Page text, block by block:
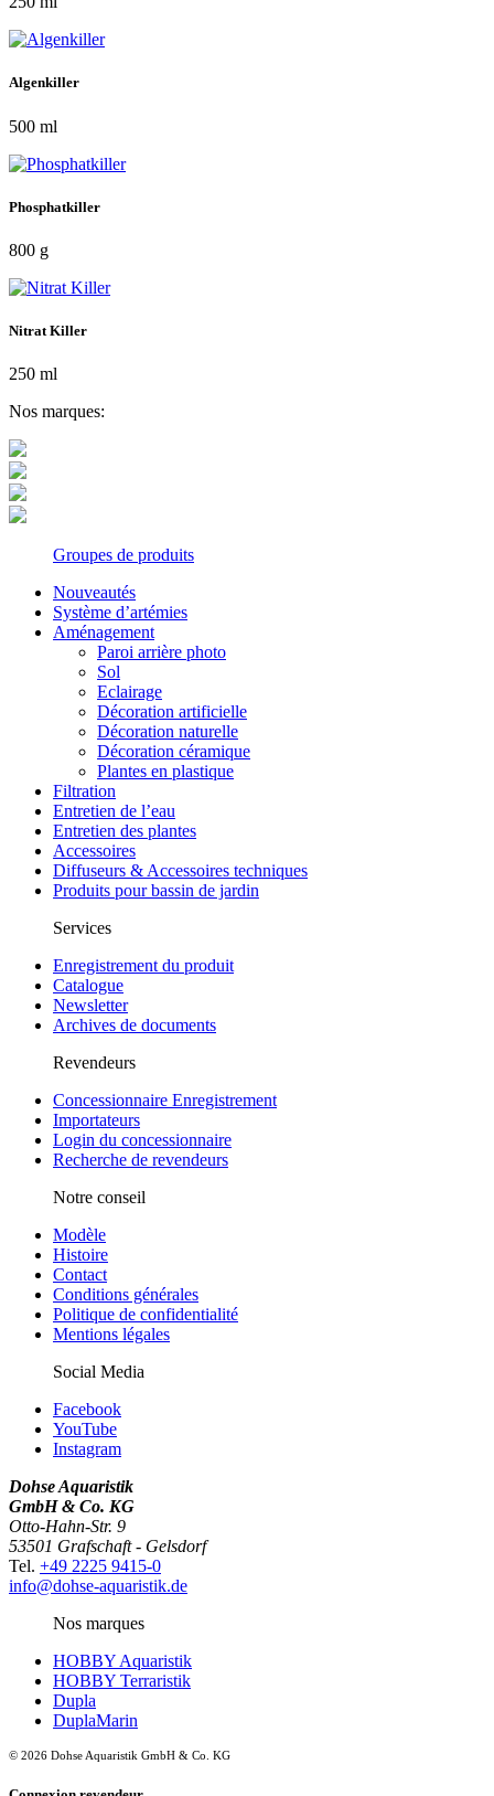
Algenkiller
500 ml
Phosphatkiller
800 g
Nitrat Killer
250 ml
Nos marques:
Groupes de produits
Nouveautés
Système d’artémies
Aménagement
Paroi arrière photo
Sol
Eclairage
Décoration artificielle
Décoration naturelle
Décoration céramique
Plantes en plastique
Filtration
Entretien de l’eau
Entretien des plantes
Accessoires
Diffuseurs & Accessoires techniques
Produits pour bassin de jardin
Services
Enregistrement du produit
Catalogue
Newsletter
Archives de documents
Revendeurs
Concessionnaire Enregistrement
Importateurs
Login du concessionnaire
Recherche de revendeurs
Notre conseil
Modèle
Histoire
Contact
Conditions générales
Politique de confidentialité
Mentions légales
Social Media
Facebook
YouTube
Instagram
Dohse Aquaristik
GmbH & Co. KG
Otto-Hahn-Str. 9
53501 Grafschaft - Gelsdorf
Tel. +49 2225 9415-0
info@dohse-aquaristik.de
Nos marques
HOBBY Aquaristik
HOBBY Terraristik
Dupla
DuplaMarin
© 2026 Dohse Aquaristik GmbH & Co. KG